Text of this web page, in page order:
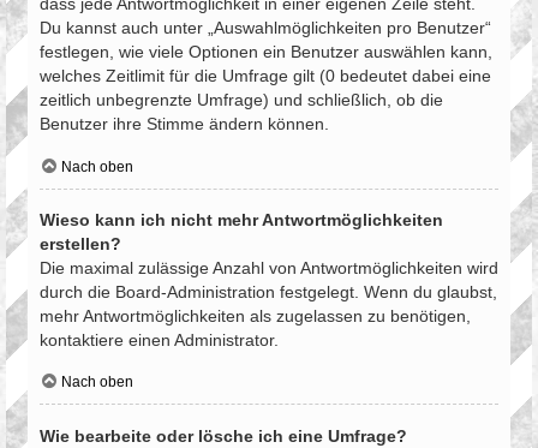
dass jede Antwortmöglichkeit in einer eigenen Zeile steht.
Du kannst auch unter „Auswahlmöglichkeiten pro Benutzer“
festlegen, wie viele Optionen ein Benutzer auswählen kann,
welches Zeitlimit für die Umfrage gilt (0 bedeutet dabei eine
zeitlich unbegrenzte Umfrage) und schließlich, ob die
Benutzer ihre Stimme ändern können.
Nach oben
Wieso kann ich nicht mehr Antwortmöglichkeiten
erstellen?
Die maximal zulässige Anzahl von Antwortmöglichkeiten wird
durch die Board-Administration festgelegt. Wenn du glaubst,
mehr Antwortmöglichkeiten als zugelassen zu benötigen,
kontaktiere einen Administrator.
Nach oben
Wie bearbeite oder lösche ich eine Umfrage?